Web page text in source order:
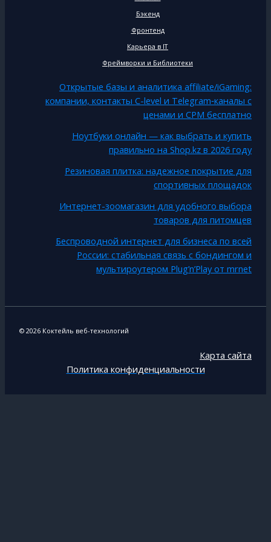
Бэкенд
Фронтенд
Карьера в IT
Фреймворки и Библиотеки
Открытые базы и аналитика affiliate/iGaming:
компании, контакты C-level и Telegram‑каналы с
ценами и CPM бесплатно
Ноутбуки онлайн — как выбрать и купить
правильно на Shop.kz в 2026 году
Резиновая плитка: надежное покрытие для
спортивных площадок
Интернет-зоомагазин для удобного выбора
товаров для питомцев
Беспроводной интернет для бизнеса по всей
России: стабильная связь с бондингом и
мультироутером Plug’n’Play от mrnet
© 2026 Коктейль веб-технологий
Карта сайта
Политика конфиденциальности